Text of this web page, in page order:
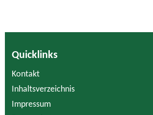
Quicklinks
Kontakt
Inhaltsverzeichnis
Impressum